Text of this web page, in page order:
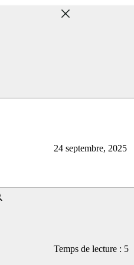
24 septembre, 2025
Temps de lecture : 5